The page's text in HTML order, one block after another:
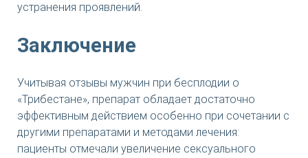
устранения проявлений.
Заключение
Учитывая отзывы мужчин при бесплодии о
«Трибестане», препарат обладает достаточно
эффективным действием особенно при сочетании с
другими препаратами и методами лечения:
пациенты отмечали увеличение сексуального